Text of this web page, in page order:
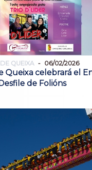
QUEIXA 06/02/2026
Queixa celebrará el
de Folións